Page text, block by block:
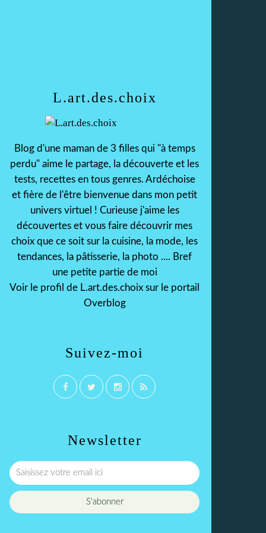
Newsletter
L.art.des.choix
Blog d'une maman de 3 filles qui "à temps
perdu" aime le partage, la découverte et les
tests, recettes en tous genres. Ardéchoise
et fière de l'être bienvenue dans mon petit
univers virtuel ! Curieuse j'aime les
découvertes et vous faire découvrir mes
choix que ce soit sur la cuisine, la mode, les
tendances, la pâtisserie, la photo .... Bref
une petite partie de moi
Voir le profil de L.art.des.choix sur le portail
Overblog
Suivez-moi